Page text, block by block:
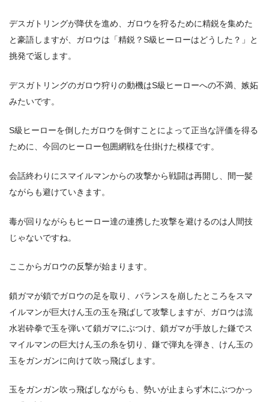
デスガトリングが降伏を進め、ガロウを狩るために精鋭を集めた
と豪語しますが、ガロウは「精鋭？S級ヒーローはどうした？」と
挑発で返します。
デスガトリングのガロウ狩りの動機はS級ヒーローへの不満、嫉妬
みたいです。
S級ヒーローを倒したガロウを倒すことによって正当な評価を得る
ために、今回のヒーロー包囲網戦を仕掛けた模様です。
会話終わりにスマイルマンからの攻撃から戦闘は再開し、間一髪
ながらも避けていきます。
毒が回りながらもヒーロー達の連携した攻撃を避けるのは人間技
じゃないですね。
ここからガロウの反撃が始まります。
鎖ガマが鎖でガロウの足を取り、バランスを崩したところをスマ
イルマンが巨大けん玉の玉を飛ばして攻撃しますが、ガロウは流
水岩砕拳で玉を弾いて鎖ガマにぶつけ、鎖ガマが手放した鎌でス
マイルマンの巨大けん玉の糸を切り、鎌で弾丸を弾き、けん玉の
玉をガンガンに向けて吹っ飛ばします。
玉をガンガン吹っ飛ばしながらも、勢いが止まらず木にぶつかっ